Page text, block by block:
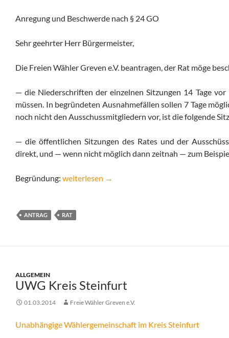
Anregung und Beschwerde nach § 24 GO
Sehr geehrter Herr Bürgermeister,
Die Freien Wähler Greven e.V. beantragen, der Rat möge
— die Niederschriften der einzelnen Sitzungen 14 Tage
müssen. In begründeten Ausnahmefällen sollen 7 Tage
noch nicht den Ausschussmitgliedern vor, ist die folgende
— die öffentlichen Sitzungen des Rates und der
direkt, und — wenn nicht möglich dann zeitnah — zum
Begründung: Antrag zu Niederschriften
weiterlesen →
ANTRAG RAT
ALLGEMEIN
UWG Kreis Steinfurt
01.03.2014 Freie Wähler Greven e.V.
Unabhängige Wählergemeinschaft im Kreis Steinfurt